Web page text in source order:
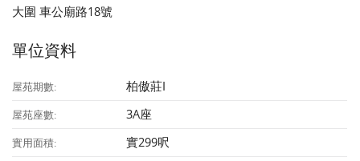
大圍 車公廟路18號
單位資料
屋苑期數: 柏傲莊I
屋苑座數: 3A座
實用面積: 實299呎